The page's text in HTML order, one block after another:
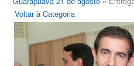
Voltar à Categoria